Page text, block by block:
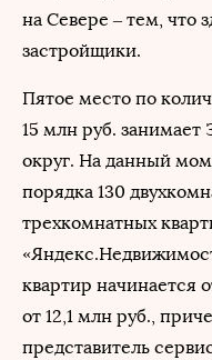
на Севере – тем, что
застройщики.
Пятое место по
15 млн руб.
округ. На данный
порядка 130
трехкомнатных
квартир начинается
от 12,1 млн руб.,
представитель